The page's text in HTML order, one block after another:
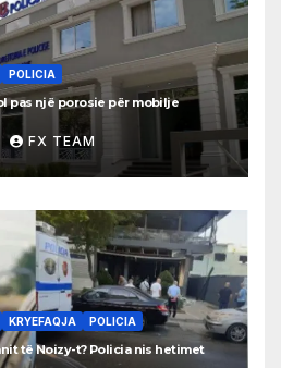
POLICIA
pas një porosie për mobilje
FX TEAM
KRYEFAQJA POLICIA
të Noizy-t? Policia nis hetimet